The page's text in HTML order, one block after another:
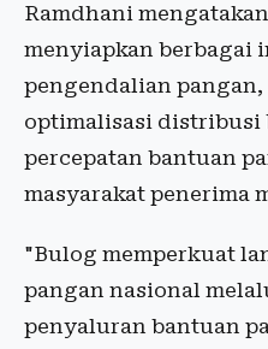
Ramdhani
menyiapkan berbagai
pengendalian
optimalisasi distribusi
percepatan bantuan
masyarakat penerima
"Bulog memperkuat
pangan nasional
penyaluran bantuan